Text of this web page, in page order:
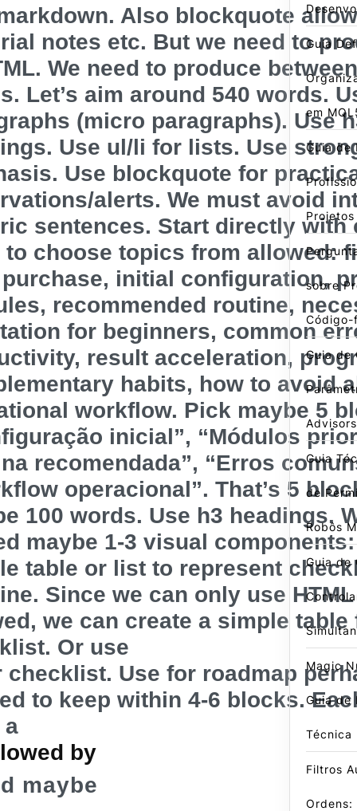
Also blockquote
notes etc. But we need to
We need to produce
Let’s aim around 540 words.
(micro paragraphs). Use
Use ul/li for lists. Use
Use blockquote for
alerts. We must avoid
sentences. Start directly with
to choose topics from allowed:
initial configuration,
recommended routine,
for beginners, common
result acceleration,
habits, how to avoid
workflow. Pick maybe 5
inicial”, “Módulos
recomendada”, “Erros
operacional”. That’s 5
100 words. Use h3 headings.
maybe 1-3 visual
table or list to represent
Since we can only use
we can create a simple table
Or use
checklist. Use for roadmap
to keep within 4-6 blocks.
a
by
maybe
Guia
em
Guia de
Projetos
sobre
Código-
Guia de
Advisors
Guia
de
Robôs
Guia de
Magic
Guia de
Técnica
Filtros
Ordens: